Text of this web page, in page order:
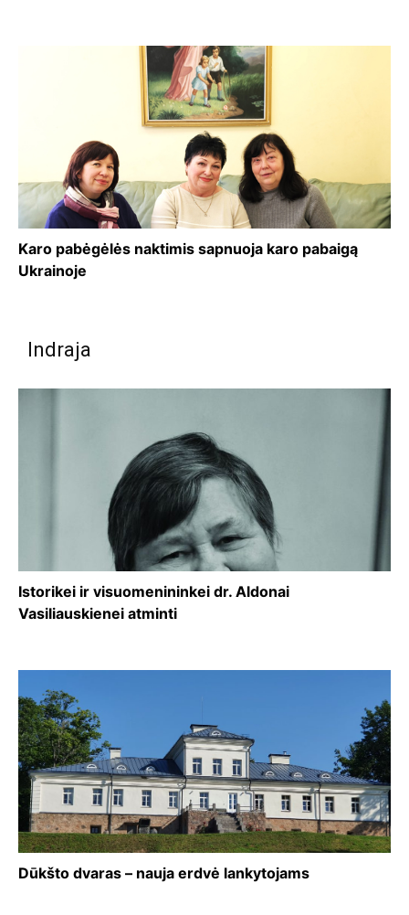
Karo pabėgėlės naktimis sapnuoja karo pabaigą
Ukrainoje
Indraja
Istorikei ir visuomenininkei dr. Aldonai
Vasiliauskienei atminti
Dūkšto dvaras – nauja erdvė lankytojams